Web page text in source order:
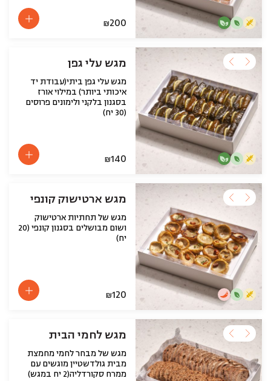
₪200
מגש עלי גפן
מגש עלי גפן ביתי(עבודת יד
איכותי ביותר) במילוי אורז
בסגנון בלקני ולימונים פרוסים
(30 יח)
₪140
מגש ארטישוק קונפי
מגש של תחתיות ארטישוק
ושום מבושלים בסגנון קונפי (20
יח)
₪120
מגש לחמי הבית
מגש של מבחר לחמי מחמצת
מבית גולדשטיין מוגשים עם
ממרח סקורדליה(2 יח במגש)